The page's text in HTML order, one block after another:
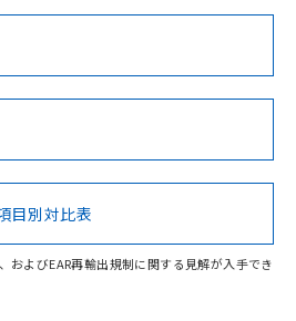
凡例
Cd Cr(VI)
ウェー
（フランス
（韓国
No No
製品の規格認証/適合状況ページへ
ちらのページからご検索ください
目別対比表
およびEAR再輸出規制に関する見解が入手でき